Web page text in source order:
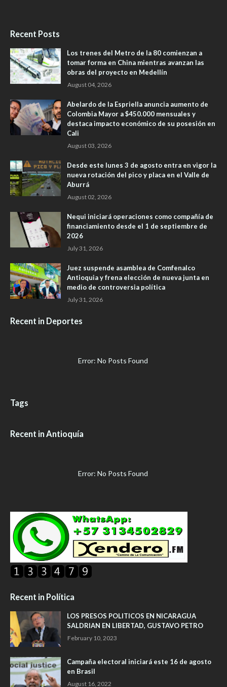
Recent Posts
Los trenes del Metro de la 80 comienzan a
tomar forma en China mientras avanzan las
obras del proyecto en Medellín
August 04, 2026
Abelardo de la Espriella anuncia aumento de
Colombia Mayor a $450.000 mensuales y
destaca impacto económico de su posesión en
Cali
August 03, 2026
Desde este lunes 3 de agosto entra en vigor la
nueva rotación del pico y placa en el Valle de
Aburrá
August 02, 2026
Nequi iniciará operaciones como compañía de
financiamiento desde el 1 de septiembre de
2026
July 31, 2026
Juez suspende asamblea de Comfenalco
Antioquia y frena elección de nueva junta en
medio de controversia política
July 31, 2026
Recent in Deportes
Error: No Posts Found
Tags
Recent in Antioquía
Error: No Posts Found
Recent in Política
LOS PRESOS POLITICOS EN NICARAGUA
SALDRIAN EN LIBERTAD, GUSTAVO PETRO
February 10, 2023
Campaña electoral iniciará este 16 de agosto
en Brasil
August 16, 2022